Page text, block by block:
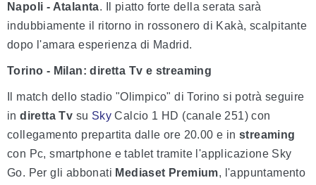
Napoli - Atalanta. Il piatto forte della serata sarà
indubbiamente il ritorno in rossonero di Kakà, scalpitante
dopo l'amara esperienza di Madrid.
Torino - Milan: diretta Tv e streaming
Il match dello stadio "Olimpico" di Torino si potrà seguire
indiretta Tv su Sky Calcio 1 HD (canale 251) con
collegamento prepartita dalle ore 20.00 e in streaming
con Pc, smartphone e tablet tramite l'applicazione Sky
Go. Per gli abbonati Mediaset Premium, l'appuntamento